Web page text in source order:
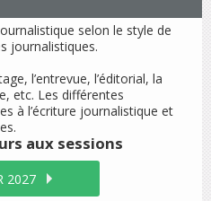
selon le style de
journalistiques.
l’entrevue, l’éditorial, la
etc. Les différentes
à l’écriture journalistique et
aux sessions
2027